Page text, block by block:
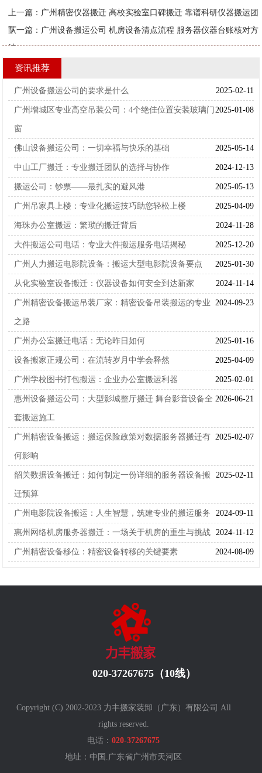
上一篇： 广州精密仪器搬迁 高校实验室口碑搬迁 靠谱科研仪器搬运团
队
下一篇： 广州设备搬运公司 机房设备清点流程 服务器仪器台账核对方
法
资讯推荐
2025-02-11
广州设备搬运公司的要求是什么
2025-01-08
广州增城区专业高空吊装公司：4个绝佳位置安装玻璃门
窗
2025-05-14
佛山设备搬运公司：一切幸福与快乐的基础
2024-12-13
中山工厂搬迁：专业搬迁团队的选择与协作
2025-05-13
搬运公司：钞票——最扎实的避风港
2025-04-09
广州吊家具上楼：专业化搬运技巧助您轻松上楼
2024-11-28
海珠办公室搬运：繁琐的搬迁背后
2025-12-20
大件搬运公司电话：专业大件搬运服务电话揭秘
2025-01-30
广州人力搬运电影院设备：搬运大型电影院设备要点
2024-11-14
从化实验室设备搬迁：仪器设备如何安全到达新家
2024-09-23
广州精密设备搬运吊装厂家：精密设备吊装搬运的专业
之路
2025-01-16
广州办公室搬迁电话：无论昨日如何
2025-04-09
设备搬家正规公司：在流转岁月中学会释然
2025-02-01
广州学校图书打包搬运：企业办公室搬运利器
2026-06-21
惠州设备搬运公司：大型影城整厅搬迁 舞台影音设备全
套搬运施工
2025-02-07
广州精密设备搬运：搬运保险政策对数据服务器搬迁有
何影响
2025-02-11
韶关数据设备搬迁：如何制定一份详细的服务器设备搬
迁预算
2024-09-11
广州电影院设备搬运：人生智慧，筑建专业的搬运服务
2024-11-12
惠州网络机房服务器搬迁：一场关于机房的重生与挑战
2024-08-09
广州精密设备移位：精密设备转移的关键要素
020-37267675（10线）
Copyright (C) 2002-2023 力丰搬家装卸（广东）有限公司 All
rights reserved.
电话：020-37267675
地址：中国.广东省广州市天河区